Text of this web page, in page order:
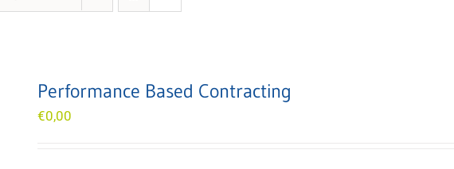
Performance Based Contracting
€0,00